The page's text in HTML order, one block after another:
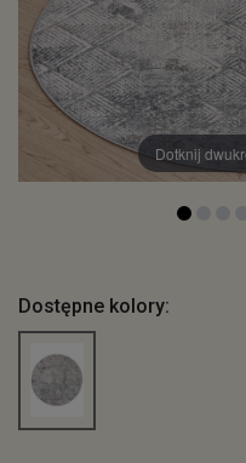
Dotknij
Dostępne kolory: